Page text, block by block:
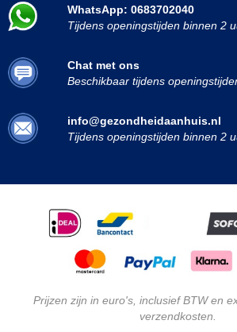
WhatsApp: 0683702040
Tijdens openingstijden binnen 2
Chat met ons
Beschikbaar tijdens
info@gezondheidaanhuis.nl
Tijdens openingstijden binnen 2
Prijzen zijn in euro's, inclusief BTW en
verzendkosten.